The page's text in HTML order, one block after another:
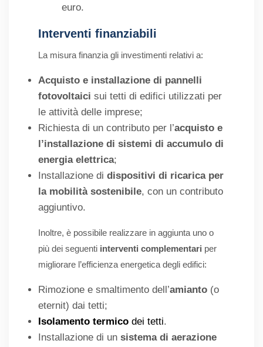
euro.
Interventi finanziabili
La misura finanzia gli investimenti relativi a:
Acquisto e installazione di pannelli
fotovoltaici sui tetti di edifici utilizzati per
le attività delle imprese;
Richiesta di un contributo per l’acquisto e
l’installazione di sistemi di accumulo di
energia elettrica;
Installazione di dispositivi di ricarica per
la mobilità sostenibile, con un contributo
aggiuntivo.
Inoltre, è possibile realizzare in aggiunta uno o
più dei seguenti interventi complementari per
migliorare l’efficienza energetica degli edifici:
Rimozione e smaltimento dell’amianto (o
eternit) dai tetti;
Isolamento termico dei tetti.
Installazione di un sistema di aerazione